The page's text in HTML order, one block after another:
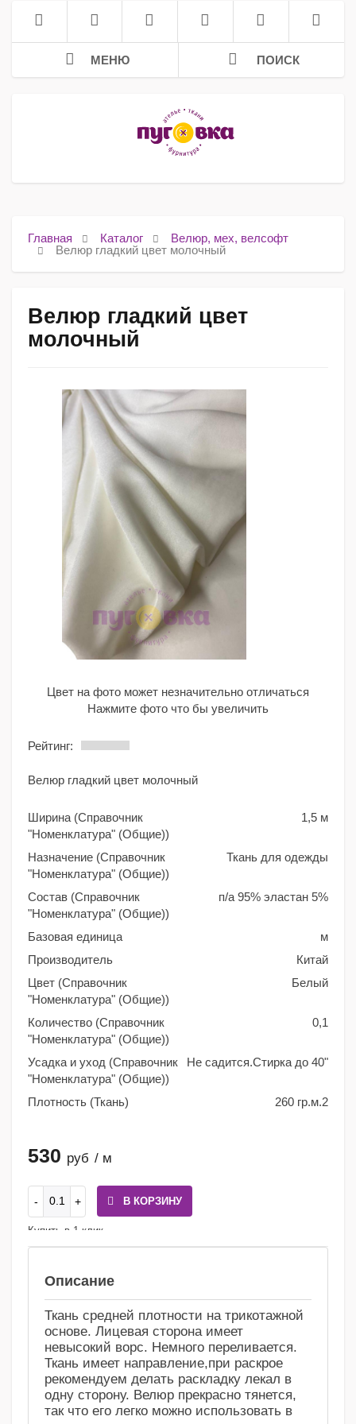
МЕНЮ ПОИСК
Главная Каталог
Велюр, мех, велсофт
Велюр гладкий цвет молочный
Велюр гладкий цвет
молочный
Цвет на фото может незначительно отличаться
Нажмите фото что бы увеличить
Рейтинг:
Велюр гладкий цвет молочный
Ширина (Справочник
"Номенклатура" (Общие))
1,5 м
Назначение (Справочник
"Номенклатура" (Общие))
Ткань для одежды
Состав (Справочник
"Номенклатура" (Общие))
п/а 95% эластан 5%
Базовая единица
м
Производитель
Китай
Цвет (Справочник
"Номенклатура" (Общие))
Белый
Количество (Справочник
"Номенклатура" (Общие))
0,1
Усадка и уход (Справочник
"Номенклатура" (Общие))
Не садится.Стирка до 40"
Плотность (Ткань) 260 гр.м.2
530 руб / м
В КОРЗИНУ
Купить в 1 клик
Описание
Ткань средней плотности на трикотажной
основе. Лицевая сторона имеет
невысокий ворс. Немного переливается.
Ткань имеет направление,при раскрое
рекомендуем делать раскладку лекал в
одну сторону. Велюр прекрасно тянется,
так что его легко можно использовать в